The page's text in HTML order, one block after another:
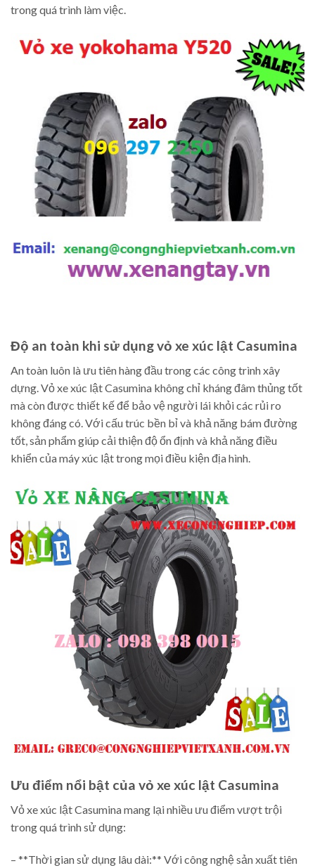
trong quá trình làm việc.
Độ an toàn khi sử dụng vỏ xe xúc lật Casumina
An toàn luôn là ưu tiên hàng đầu trong các công trình xây
dựng. Vỏ xe xúc lật Casumina không chỉ kháng đâm thủng tốt
mà còn được thiết kế để bảo vệ người lái khỏi các rủi ro
không đáng có. Với cấu trúc bền bỉ và khả năng bám đường
tốt, sản phẩm giúp cải thiện độ ổn định và khả năng điều
khiển của máy xúc lật trong mọi điều kiện địa hình.
Ưu điểm nổi bật của vỏ xe xúc lật Casumina
Vỏ xe xúc lật Casumina mang lại nhiều ưu điểm vượt trội
trong quá trình sử dụng:
– **Thời gian sử dụng lâu dài:** Với công nghệ sản xuất tiên